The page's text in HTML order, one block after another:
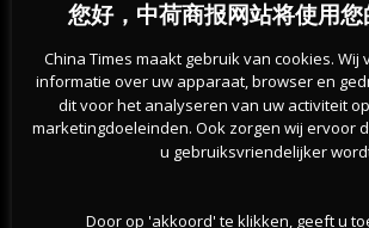
相关文章
您好，中荷商报网站将使用
China Times maakt gebruik van cookies. Wij
informatie over uw apparaat, browser en
dit voor het analyseren van uw activiteit
marketingdoeleinden. Ook zorgen wij ervoor
u gebruiksvriendelijker
Door op 'akkoord' te klikken, geeft u